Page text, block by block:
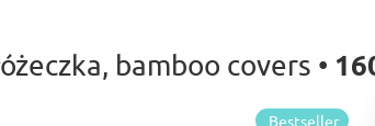
bamboo covers •
Bestseller